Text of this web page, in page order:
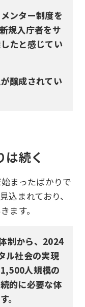
ンター制度を
規入庁者をサ
たと感じてい
醸成されてい
続く
まったばかりで
込まれており、
ます。
制から、2024
ル社会の実現
人規模の
的に必要な体
。